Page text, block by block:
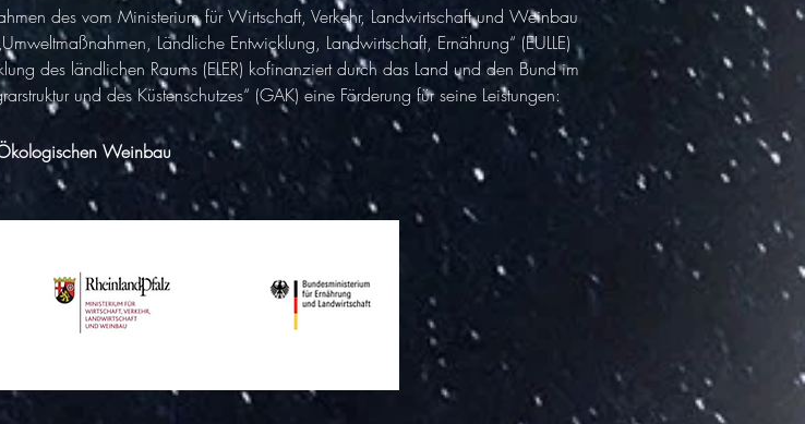
des vom Ministerium für Wirtschaft, Verkehr, Landwirtschaft und Weinbau
Ländliche Entwicklung, Landwirtschaft, Ernährung“ (EULLE)
des ländlichen Raums (ELER) kofinanziert durch das Land und den Bund im
und des Küstenschutzes“ (GAK) eine Förderung für seine Leistungen:
Weinbau